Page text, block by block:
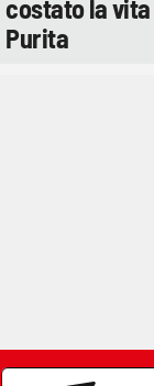
costato la vita
Purita